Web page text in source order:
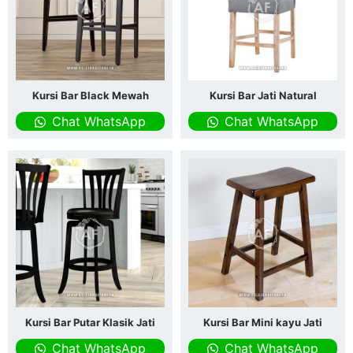
Kursi Bar Black Mewah
Chat WhatsApp
Kursi Bar Jati Natural
Chat WhatsApp
Kursi Bar Putar Klasik Jati
Chat WhatsApp
Kursi Bar Mini kayu Jati
Chat WhatsApp